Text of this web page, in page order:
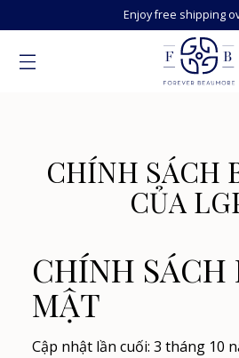
Enjoy free shipping
CHÍNH SÁCH
CỦA
CHÍNH SÁCH
MẬT
Cập nhật lần cuối: 3 tháng 10